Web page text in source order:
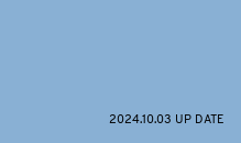
2024.10.03 UP DATE